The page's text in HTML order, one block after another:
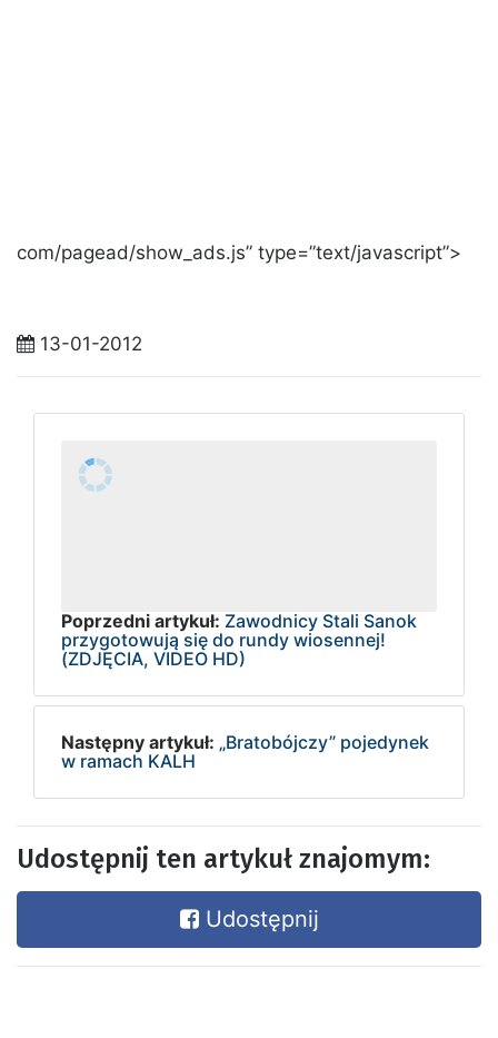
com/pagead/show_ads.js” type=”text/javascript”>
13-01-2012
Poprzedni artykuł: Zawodnicy Stali Sanok
przygotowują się do rundy wiosennej!
(ZDJĘCIA, VIDEO HD)
Następny artykuł: „Bratobójczy” pojedynek
w ramach KALH
Udostępnij ten artykuł znajomym:
Udostępnij